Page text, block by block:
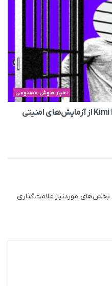
اخبار هوش مصنوعی
بخش‌های موردنیاز علامت‌گذاری